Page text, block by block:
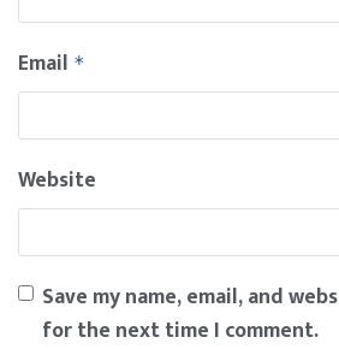
Email *
Website
Save my name, email, and
for the next time I comment.